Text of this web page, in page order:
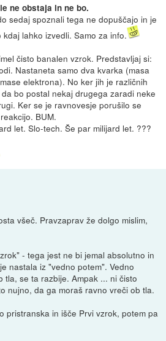
ne obstaja in ne bo.
sedaj spoznali tega ne dopuščajo in je
lahko izvedli. Samo za info.
čisto banalen vzrok. Predstavljaj si:
Nastaneta samo dva kvarka (masa
elektrona). No ker jih je različnih
bo postal nekaj drugega zaradi neke
Ker se je ravnovesje porušilo se
BUM.
let. Slo-tech. Še par milijard let. ???
všeč. Pravzaprav že dolgo mislim,
- tega jest ne bi jemal absolutno in
nastala iz "vedno potem". Vedno
tla, se ta razbije. Ampak ... ni čisto
nujno, da ga moraš ravno vreči ob tla.
pristranska in išče Prvi vzrok, potem pa